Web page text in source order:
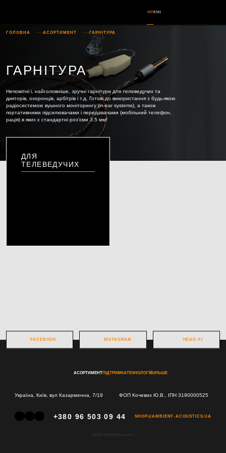
УКРENG
ГОЛОВНА АСОРТИМЕНТ ГАРНІТУРА
ГАРНІТУРА
Непомітні і, найголовніше, зручні гарнітури для телеведучих та
дикторів, охоронців, арбітрів і т.д. Готові до використання з будь-якою
радіосистемою вушного моніторингу (in-ear systems), а також
портативними підсилювачами і передавачами (мобільний телефон,
рація) в яких є стандартні роз'єми 3.5 мм!
ДЛЯ
ТЕЛЕВЕДУЧИХ
FACEBOOK INSTAGRAM HEAD-FI
АСОРТИМЕНТПІДТРИМКАТЕХНОЛОГІЇ БІЛЬШЕ
Україна, Київ, вул Казарменна, 7/19 ФОП Кочевих Ю.В., ІПН 3190000525
+380 96 503 09 44 SHOP@AMBIENT-ACOUSTICS.UA
©2026 Ambient-Acoustics